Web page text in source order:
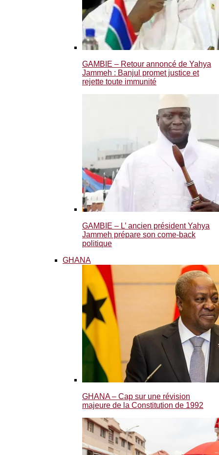
GAMBIE – Retour annoncé de Yahya
Jammeh : Banjul promet justice et
rejette toute immunité
GAMBIE – L’ ancien président Yahya
Jammeh prépare son come-back
politique
GHANA
GHANA – Cap sur une révision
majeure de la Constitution de 1992